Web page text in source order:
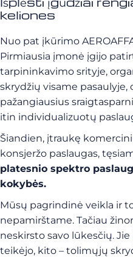
keliones
Nuo pat įkūrimo
Pirmiausia įmonė įgijo
tarpininkavimo srityje,
skrydžių visame pasaulyje,
pažangiausius
itin individualizuotų
Šiandien, įtraukę
konsjeržo paslaugas,
platesnio spektro
kokybės.
Mūsų pagrindinė veikla ir
nepamirštame. Tačiau
neskirsto savo lūkesčių.
teikėjo, kito – tolimųjų